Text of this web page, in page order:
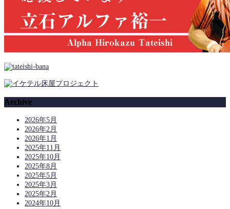
Archive
2026年5月
2026年2月
2026年1月
2025年11月
2025年10月
2025年8月
2025年5月
2025年3月
2025年2月
2024年10月